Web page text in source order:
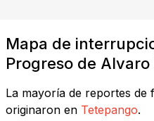
Mapa de
Progreso de
La mayoría de reportes de
originaron en Tetepango.